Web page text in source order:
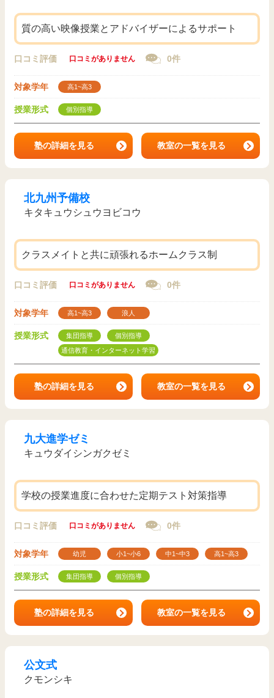
質の高い映像授業とアドバイザーによるサポート
口コミ評価 口コミがありません 0件
対象学年 高1~高3
授業形式 個別指導
塾の詳細を見る 教室の一覧を見る
北九州予備校
キタキュウシュウヨビコウ
クラスメイトと共に頑張れるホームクラス制
口コミ評価 口コミがありません 0件
対象学年 高1~高3 浪人
授業形式 集団指導
個別指導
通信教育・インターネット学習
塾の詳細を見る 教室の一覧を見る
九大進学ゼミ
キュウダイシンガクゼミ
学校の授業進度に合わせた定期テスト対策指導
口コミ評価 口コミがありません 0件
対象学年 幼児 小1~小6 中1~中3 高1~高3
授業形式 集団指導 個別指導
塾の詳細を見る 教室の一覧を見る
公文式
クモンシキ